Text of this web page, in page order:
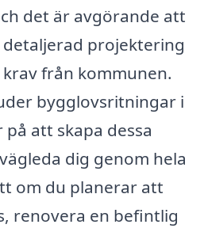
det är avgörande att
projektering
från kommunen.
bygglovsritningar i
att skapa dessa
dig genom hela
om du planerar att
renovera en befintlig